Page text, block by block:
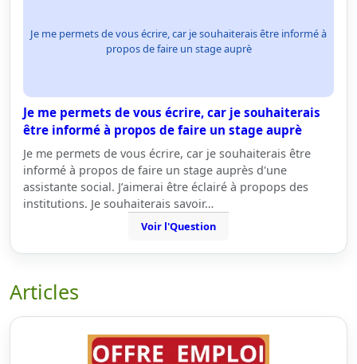
Je me permets de vous écrire, car je souhaiterais être informé à
propos de faire un stage auprè
Je me permets de vous écrire, car je souhaiterais
être informé à propos de faire un stage auprè
Je me permets de vous écrire, car je souhaiterais être
informé à propos de faire un stage auprès d'une
assistante social. J’aimerai être éclairé à propops des
institutions. Je souhaiterais savoir…
Voir l'Question
Articles